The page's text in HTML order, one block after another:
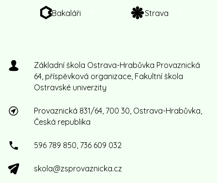
Bakaláři Strava
Základní škola Ostrava-Hrabůvka Provaznická
64, příspěvková organizace, Fakultní škola
Ostravské univerzity
Provaznická 831/64, 700 30, Ostrava-Hrabůvka,
Česká republika
596 789 850, 736 609 032
skola@zsprovaznicka.cz